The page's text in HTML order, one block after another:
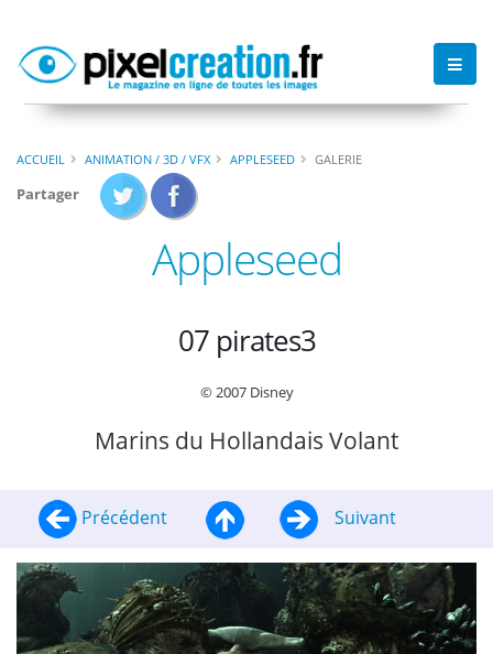
ACCUEIL ANIMATION / 3D / VFX APPLESEED GALERIE
Partager
Appleseed
07 pirates3
© 2007 Disney
Marins du Hollandais Volant
Précédent Suivant